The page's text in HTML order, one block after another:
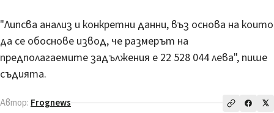
"Липсва анализ и конкретни данни, въз основа на които
да се обоснове извод, че размерът на
предполагаемите задължения е 22 528 044 лева", пише
съдията.
Автор: Frognews